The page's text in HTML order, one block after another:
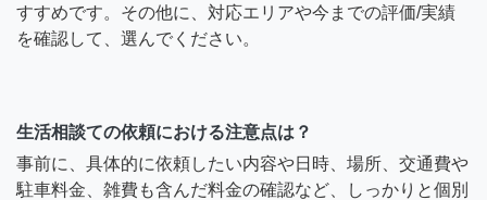
すすめです。その他に、対応エリアや今までの評価/実績
を確認して、選んでください。
生活相談ての依頼における注意点は？
事前に、具体的に依頼したい内容や日時、場所、交通費や
駐車料金、雑費も含んだ料金の確認など、しっかりと個別